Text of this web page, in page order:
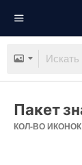
Пакет
КОЛ-ВО